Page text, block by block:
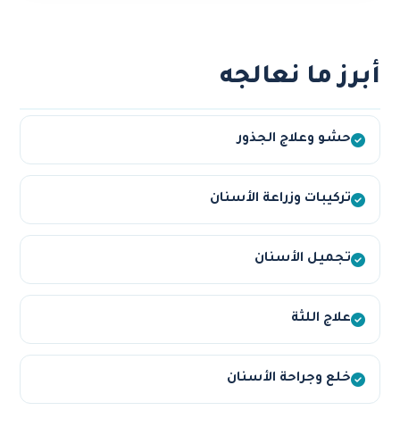
أبرز ما نعالجه
حشو وعلاج الجذور
تركيبات وزراعة الأسنان
تجميل الأسنان
علاج اللثة
خلع وجراحة الأسنان